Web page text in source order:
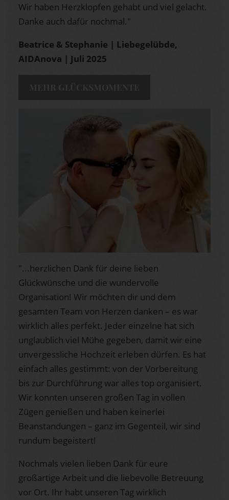
Wir haben Herzklopfen gehabt und viel gelacht.
Danke auch dafür nochmal."
Beatrice & Stephanie | Liebegelübde,
AIDAnova | Juli 2025
"...herzlichen Dank für deine lieben
Glückwünsche und die wundervolle
Organisation! Wir möchten dir und dem
gesamten Team von Herzen danken – es war
wirklich alles perfekt. Jeder einzelne hat sich
unglaublich viel Mühe gegeben, damit wir eine
unvergessliche Hochzeit erleben dürfen. Es hat
einfach alles gestimmt: von der Vorbereitung
bis zur Durchführung war alles top organisiert.
Wir konnten unseren großen Tag in vollen
Zügen genießen und haben keinerlei
Beanstandungen – ganz im Gegenteil, wir sind
rundum begeistert!
Nochmals vielen lieben Dank für eure
großartige Arbeit und die liebevolle Betreuung
vor Ort. Ihr habt unseren Tag wirklich